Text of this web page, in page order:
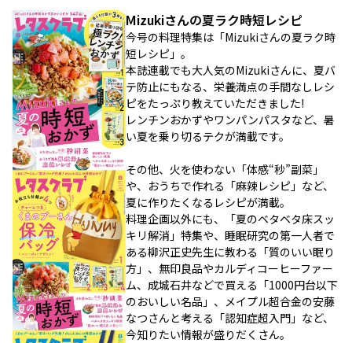
Mizukiさんの夏ラク時短レシピ
今号の料理特集は「Mizukiさんの夏ラク時
短レシピ」。
本誌連載でも大人気のMizukiさんに、夏バ
テ防止にもなる、栄養満点の手間なしレシ
ピをたっぷり教えていただきました!
レンチンおかずやワンパンパスタなど、暑
い夏を乗り切るテクが満載です。
その他、火を使わない「体感“秒”副菜」
や、おうちで作れる「麻辣レシピ」など、
夏に作りたくなるレシピが満載。
料理企画以外にも、「夏のベタベタ床スッ
キリ解消」特集や、睡眠研究の第一人者で
ある柳沢正史先生に教わる「質のいい眠り
方」、無印良品やカルディコーヒーファー
ム、成城石井などで買える「1000円台以下
のおいしい名品」、メイプル超合金の安藤
なつさんと考える「認知症超入門」など、
今知りたい情報が盛りだくさん。